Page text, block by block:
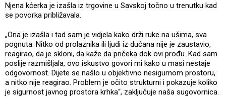
Njena kćerka je izašla iz trgovine u Savskoj točno u trenutku kad
se povorka približavala.
„Ona je izašla i tad sam je vidjela kako drži ruke na ušima, sva
pognuta. Nitko od prolaznika ili ljudi iz dućana nije je zaustavio,
reagirao, da je skloni, da kaže da pričeka dok ovi prođu. Kad sam
poslije razmišljala, ovo iskustvo govori mi kako u masi nestaje
odgovornost. Dijete se našlo u objektivno nesigurnom prostoru,
a nitko nije reagirao. Problem je očito strukturni i pokazuje koliko
je sigurnost javnog prostora krhka“, zaključuje naša sugovornica.